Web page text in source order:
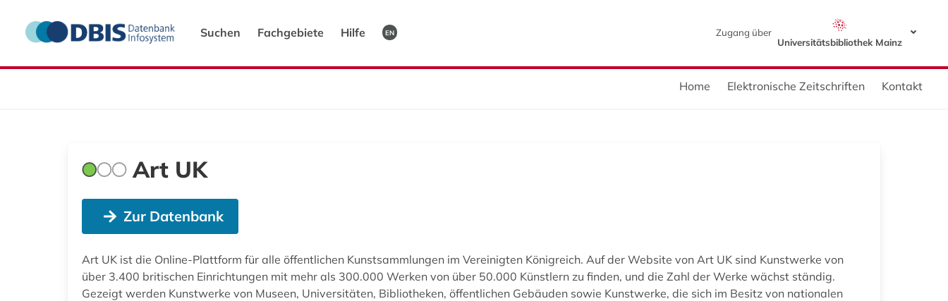
Suchen Fachgebiete Hilfe EN
Zugang über
Universitätsbibliothek Mainz
Home Elektronische Zeitschriften Kontakt
Art UK
Zur Datenbank
Art UK ist die Online-Plattform für alle öffentlichen Kunstsammlungen im Vereinigten Königreich. Auf der Website von Art UK sind Kunstwerke von
über 3.400 britischen Einrichtungen mit mehr als 300.000 Werken von über 50.000 Künstlern zu finden, und die Zahl der Werke wächst ständig.
Gezeigt werden Kunstwerke von Museen, Universitäten, Bibliotheken, öffentlichen Gebäuden sowie Kunstwerke, die sich im Besitz von nationalen